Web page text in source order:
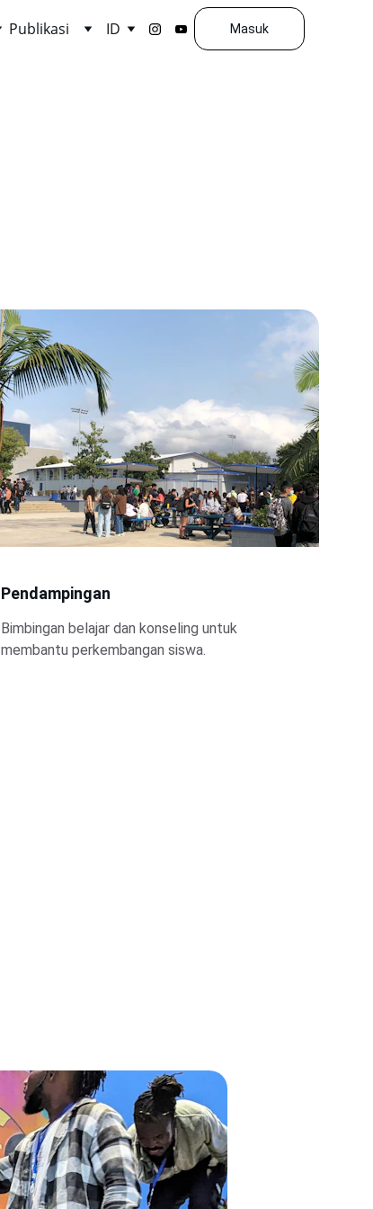
Publikasi ID Masuk
Bimbingan belajar dan konseling untuk
membantu perkembangan siswa.
Pendampingan